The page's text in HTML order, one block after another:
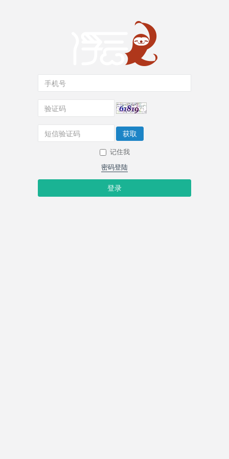
获取
记住我
密码登陆
登录